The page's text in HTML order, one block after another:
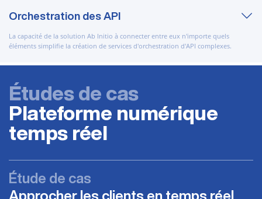
Orchestration des API
La capacité de la solution Ab Initio à connecter entre eux n'importe quels
éléments simplifie la création de services d'orchestration d'API complexes.
Études de cas
Plateforme numérique
temps réel
Étude de cas
Approcher les clients en temps réel